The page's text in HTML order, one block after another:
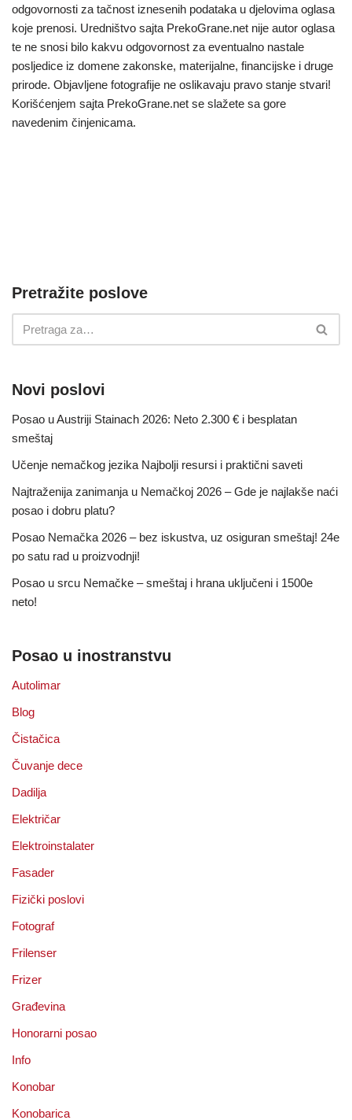
odgovornosti za tačnost iznesenih podataka u djelovima oglasa
koje prenosi. Uredništvo sajta PrekoGrane.net nije autor oglasa
te ne snosi bilo kakvu odgovornost za eventualno nastale
posljedice iz domene zakonske, materijalne, financijske i druge
prirode. Objavljene fotografije ne oslikavaju pravo stanje stvari!
Korišćenjem sajta PrekoGrane.net se slažete sa gore
navedenim činjenicama.
Pretražite poslove
Novi poslovi
Posao u Austriji Stainach 2026: Neto 2.300 € i besplatan
smeštaj
Učenje nemačkog jezika Najbolji resursi i praktični saveti
Najtraženija zanimanja u Nemačkoj 2026 – Gde je najlakše naći
posao i dobru platu?
Posao Nemačka 2026 – bez iskustva, uz osiguran smeštaj! 24e
po satu rad u proizvodnji!
Posao u srcu Nemačke – smeštaj i hrana uključeni i 1500e
neto!
Posao u inostranstvu
Autolimar
Blog
Čistačica
Čuvanje dece
Dadilja
Električar
Elektroinstalater
Fasader
Fizički poslovi
Fotograf
Frilenser
Frizer
Građevina
Honorarni posao
Info
Konobar
Konobarica